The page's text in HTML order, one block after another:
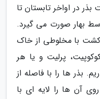
در اواخر تابستان تا
بهار صورت می گیرد.
با مخلوطی از خاک
پرلیت و یا هر
بذر ها را با فاصله از
آن ها را لایه ای با